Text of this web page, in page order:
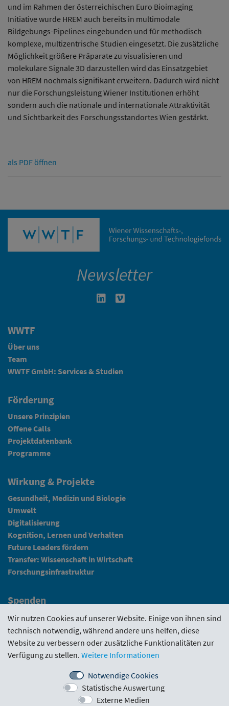
und im Rahmen der österreichischen Euro Bioimaging
Initiative wurde HREM auch bereits in multimodale
Bildgebungs-Pipelines eingebunden und für methodisch
komplexe, multizentrische Studien eingesetzt. Die zusätzliche
Möglichkeit größere Präparate zu visualisieren und
molekulare Signale 3D darzustellen wird das Einsatzgebiet
von HREM nochmals signifikant erweitern. Dadurch wird nicht
nur die Forschungsleistung Wiener Institutionen erhöht
sondern auch die nationale und internationale Attraktivität
und Sichtbarkeit des Forschungsstandortes Wien gestärkt.
als PDF öffnen
Newsletter
Linkedin in neuem Fenster öffnen
WWTF
Über uns
Team
WWTF GmbH: Services & Studien
Förderung
Unsere Prinzipien
Offene Calls
Projektdatenbank
Programme
Wirkung & Projekte
Gesundheit, Medizin und Biologie
Umwelt
Digitalisierung
Kognition, Lernen und Verhalten
Future Leaders fördern
Transfer: Wissenschaft in Wirtschaft
Forschungsinfrastruktur
Spenden
Fundraising
News
Intranet
Förderrichtlinie · Funding Portal Evaluierungen
Wir nutzen Cookies auf unserer Website. Einige von ihnen sind
technisch notwendig, während andere uns helfen, diese
Website zu verbessern oder zusätzliche Funktionalitäten zur
Verfügung zu stellen. Weitere Informationen
Notwendige Cookies
Statistische Auswertung
Externe Medien